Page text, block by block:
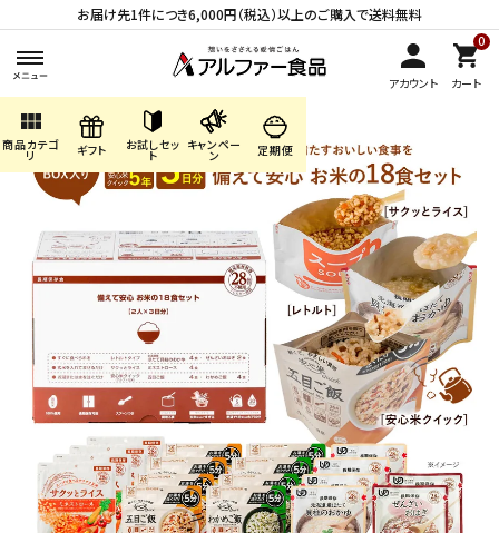
お届け先1件につき6,000円（税込）以上のご購入で送料無料
アカウント
0
カート
view_module
商品カテゴ
リ ギフト お試しセッ
ト
キャンペー
ン 定期便
search
ACCOUNT MENU
ようこそ ゲスト 様
meeting_room 会員登録
商品カテゴリから探す
キャンペーン・季節商品・
数量限定から探す